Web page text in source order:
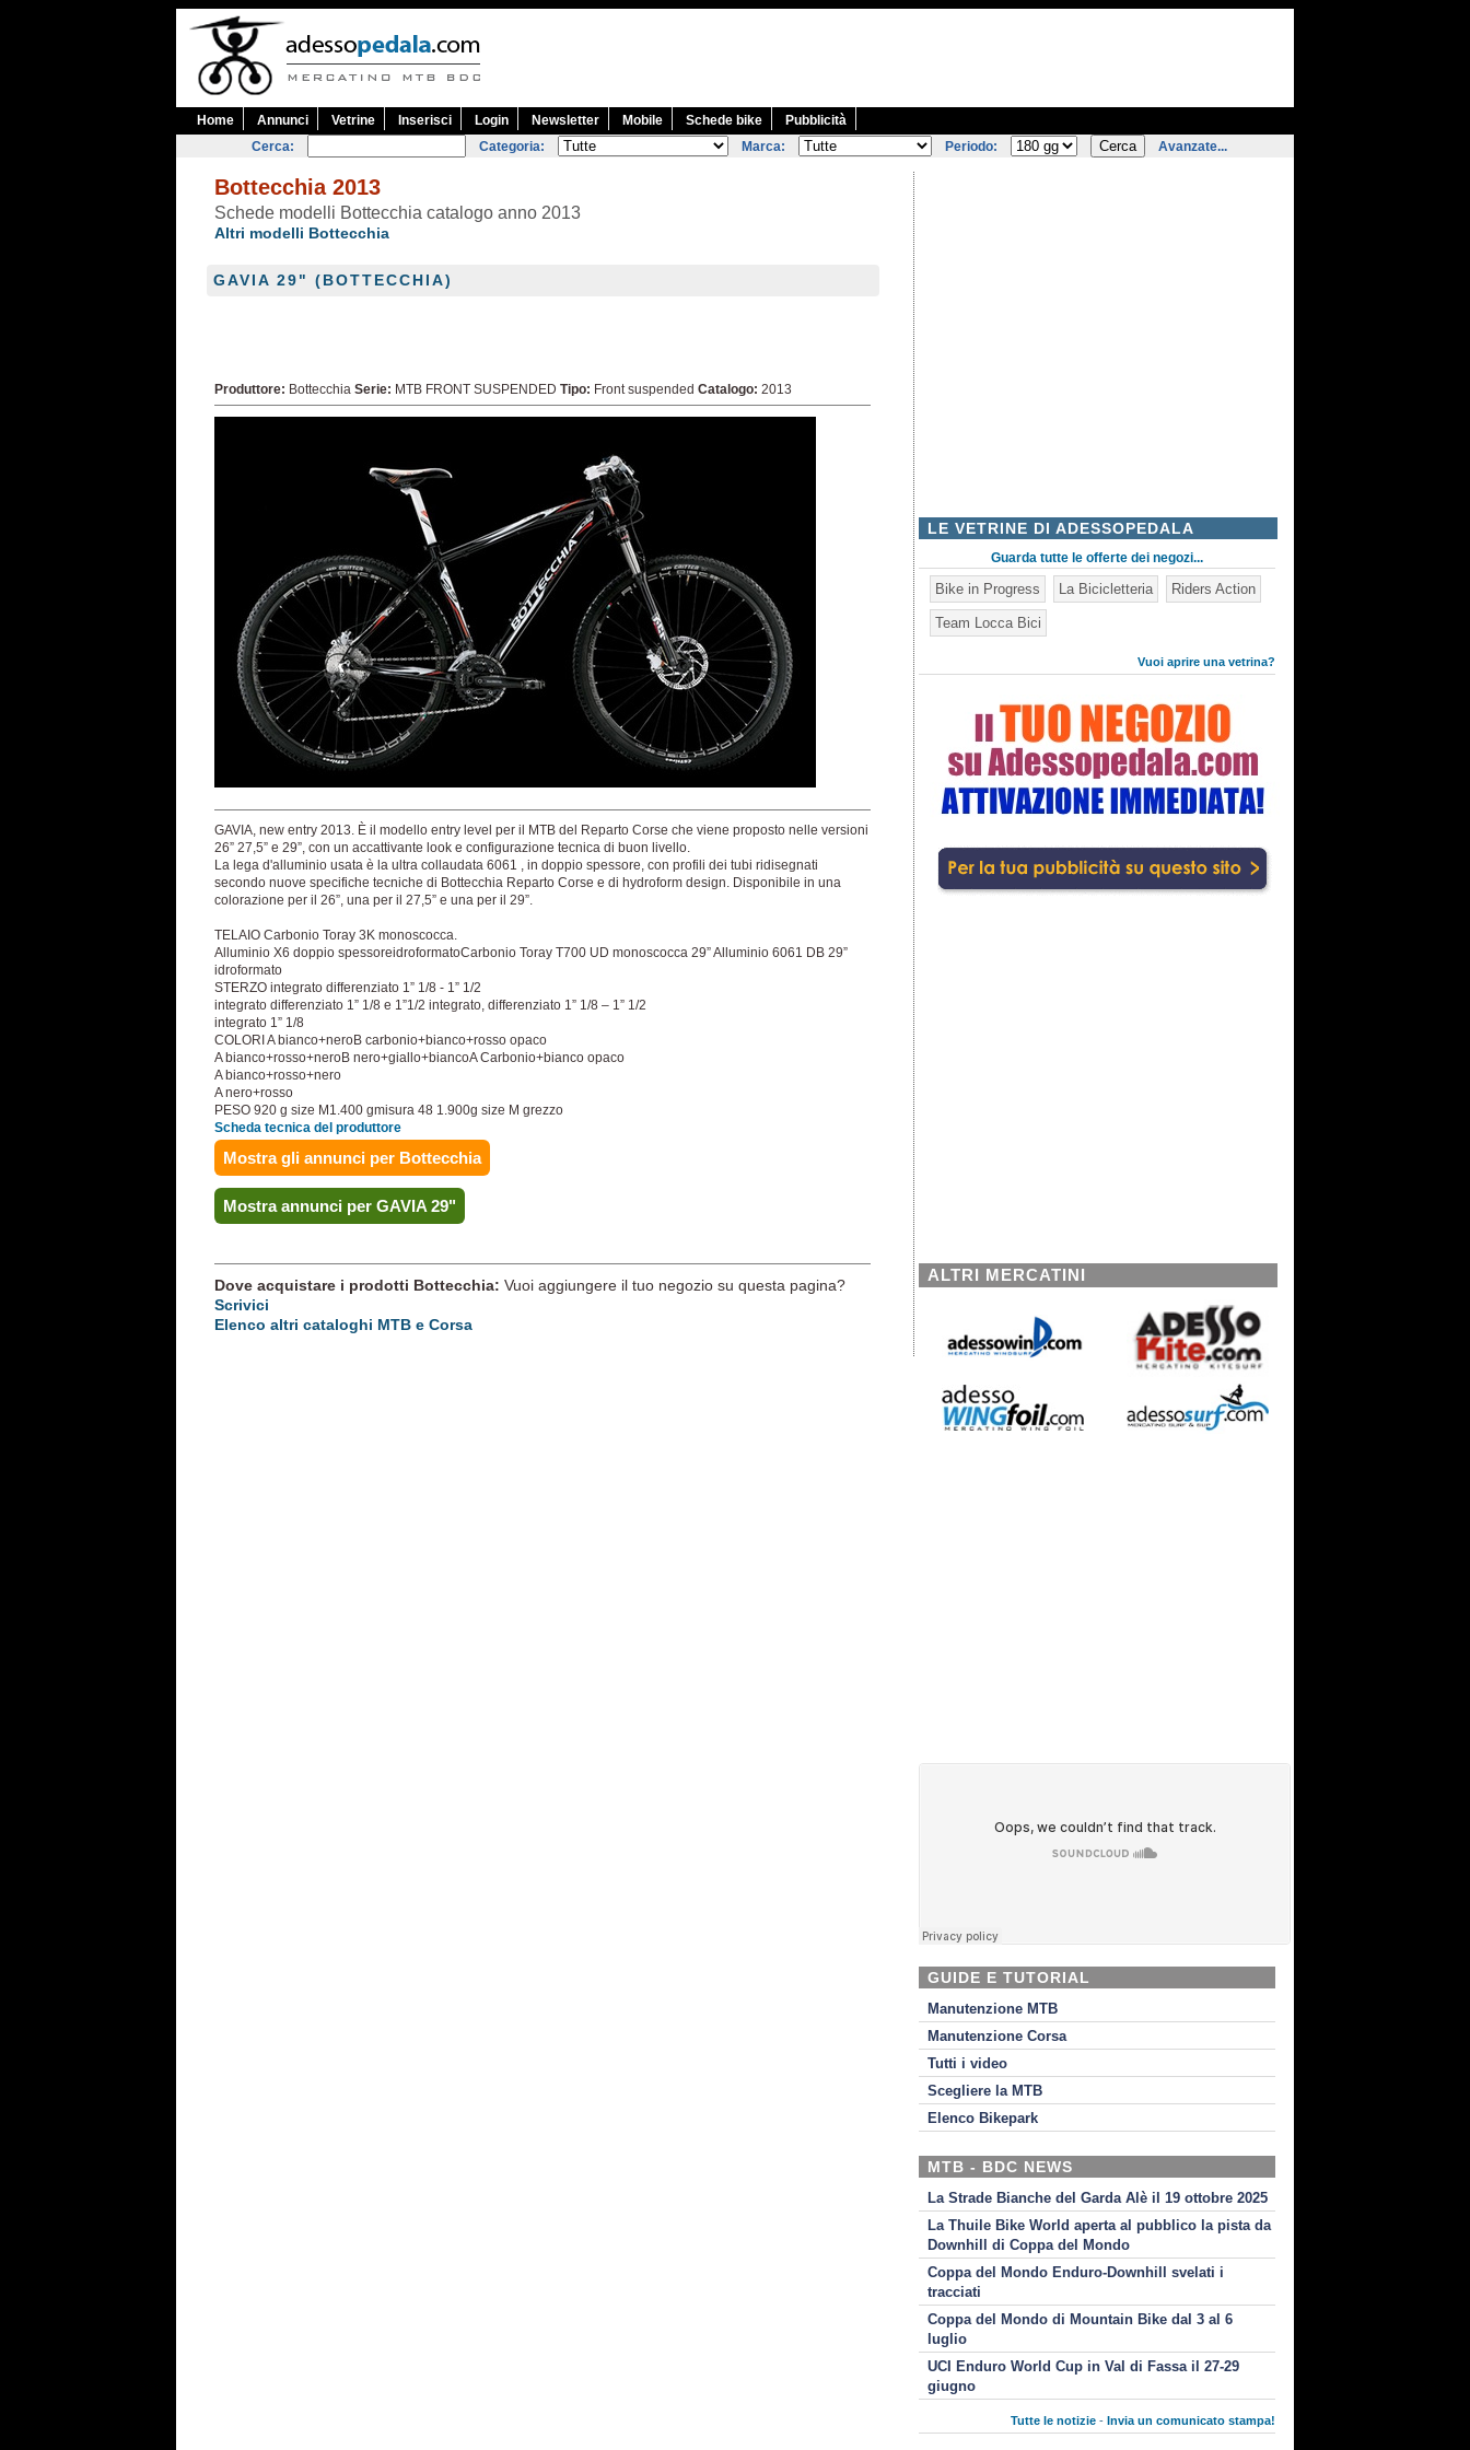
Home Annunci Vetrine Inserisci Login Newsletter Mobile Schede bike
Pubblicità
Cerca:
Categoria: Marca: Periodo: Avanzate...
Bottecchia 2013
Schede modelli Bottecchia catalogo anno 2013
Altri modelli Bottecchia
GAVIA 29" (BOTTECCHIA)
Produttore: Bottecchia Serie: MTB FRONT SUSPENDED Tipo: Front suspended Catalogo: 2013
GAVIA, new entry 2013. È il modello entry level per il MTB del Reparto Corse che viene proposto nelle versioni
26” 27,5” e 29”, con un accattivante look e configurazione tecnica di buon livello.
La lega d'alluminio usata è la ultra collaudata 6061 , in doppio spessore, con profili dei tubi ridisegnati
secondo nuove specifiche tecniche di Bottecchia Reparto Corse e di hydroform design. Disponibile in una
colorazione per il 26”, una per il 27,5” e una per il 29”.
TELAIO Carbonio Toray 3K monoscocca.
Alluminio X6 doppio spessoreidroformatoCarbonio Toray T700 UD monoscocca 29” Alluminio 6061 DB 29”
idroformato
STERZO integrato differenziato 1” 1/8 - 1” 1/2
integrato differenziato 1” 1/8 e 1”1/2 integrato, differenziato 1” 1/8 – 1” 1/2
integrato 1” 1/8
COLORI A bianco+neroB carbonio+bianco+rosso opaco
A bianco+rosso+neroB nero+giallo+biancoA Carbonio+bianco opaco
A bianco+rosso+nero
A nero+rosso
PESO 920­­ g size M1.400 gmisura 48 1.900g size M grezzo
Scheda tecnica del produttore
Mostra gli annunci per Bottecchia
Mostra annunci per GAVIA 29"
Dove acquistare i prodotti Bottecchia: Vuoi aggiungere il tuo negozio su questa pagina?
Scrivici
Elenco altri cataloghi MTB e Corsa
LE VETRINE DI ADESSOPEDALA
Guarda tutte le offerte dei negozi...
Bike in Progress La Bicicletteria Riders Action
Team Locca Bici
Vuoi aprire una vetrina?
ALTRI MERCATINI
GUIDE E TUTORIAL
Manutenzione MTB
Manutenzione Corsa
Tutti i video
Scegliere la MTB
Elenco Bikepark
MTB - BDC NEWS
La Strade Bianche del Garda Alè il 19 ottobre 2025
La Thuile Bike World aperta al pubblico la pista da
Downhill di Coppa del Mondo
Coppa del Mondo Enduro-Downhill svelati i
tracciati
Coppa del Mondo di Mountain Bike dal 3 al 6
luglio
UCI Enduro World Cup in Val di Fassa il 27-29
giugno
Tutte le notizie -Invia un comunicato stampa!